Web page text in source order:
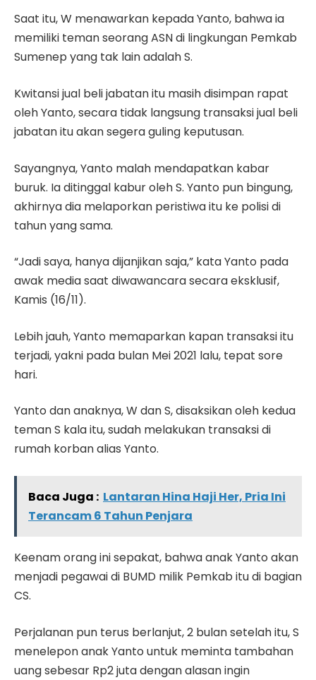
Saat itu, W menawarkan kepada Yanto, bahwa ia
memiliki teman seorang ASN di lingkungan Pemkab
Sumenep yang tak lain adalah S.
Kwitansi jual beli jabatan itu masih disimpan rapat
oleh Yanto, secara tidak langsung transaksi jual beli
jabatan itu akan segera guling keputusan.
Sayangnya, Yanto malah mendapatkan kabar
buruk. Ia ditinggal kabur oleh S. Yanto pun bingung,
akhirnya dia melaporkan peristiwa itu ke polisi di
tahun yang sama.
“Jadi saya, hanya dijanjikan saja,” kata Yanto pada
awak media saat diwawancara secara eksklusif,
Kamis (16/11).
Lebih jauh, Yanto memaparkan kapan transaksi itu
terjadi, yakni pada bulan Mei 2021 lalu, tepat sore
hari.
Yanto dan anaknya, W dan S, disaksikan oleh kedua
teman S kala itu, sudah melakukan transaksi di
rumah korban alias Yanto.
Baca Juga : Lantaran Hina Haji Her, Pria Ini
Terancam 6 Tahun Penjara
Keenam orang ini sepakat, bahwa anak Yanto akan
menjadi pegawai di BUMD milik Pemkab itu di bagian
CS.
Perjalanan pun terus berlanjut, 2 bulan setelah itu, S
menelepon anak Yanto untuk meminta tambahan
uang sebesar Rp2 juta dengan alasan ingin